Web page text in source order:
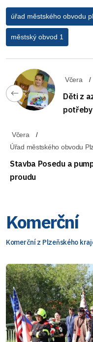
úřad městského obvodu
městský obvod 1
Včera
Děti z
Včera
Úřad městského obvodu
Stavba Posedu a
proudu
Komerční
Komerční z Plzeňského